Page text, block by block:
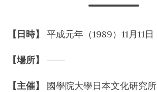
【日時】 平成元年（1989）11月11日
【場所】 ――
【主催】 國學院大學日本文化研究所